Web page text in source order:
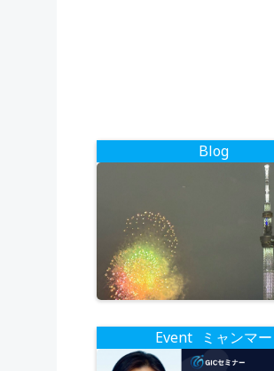
ー
シ
ン
Blog
Event ミャンマー